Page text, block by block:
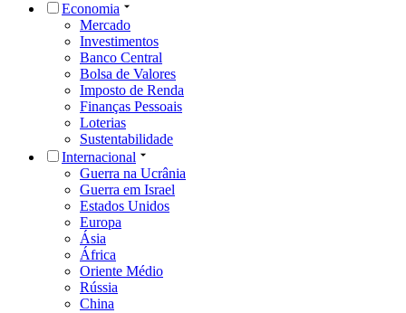
Economia
Mercado
Investimentos
Banco Central
Bolsa de Valores
Imposto de Renda
Finanças Pessoais
Loterias
Sustentabilidade
Internacional
Guerra na Ucrânia
Guerra em Israel
Estados Unidos
Europa
Ásia
África
Oriente Médio
Rússia
China